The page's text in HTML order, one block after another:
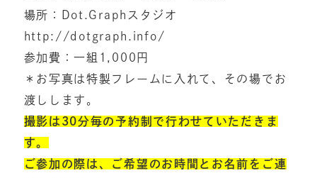
場所：Dot.Graphスタジオ
http://dotgraph.info/
参加費：一組1,000円
＊お写真は特製フレームに入れて、その場でお
渡しします。
撮影は30分毎の予約制で行わせていただきま
す。
ご参加の際は、ご希望のお時間とお名前をご連